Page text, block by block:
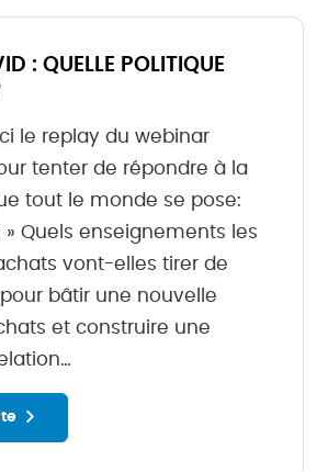
: QUELLE POLITIQUE
le replay du webinar
tenter de répondre à la
tout le monde se pose:
» Quels enseignements les
vont-elles tirer de
bâtir une nouvelle
et construire une